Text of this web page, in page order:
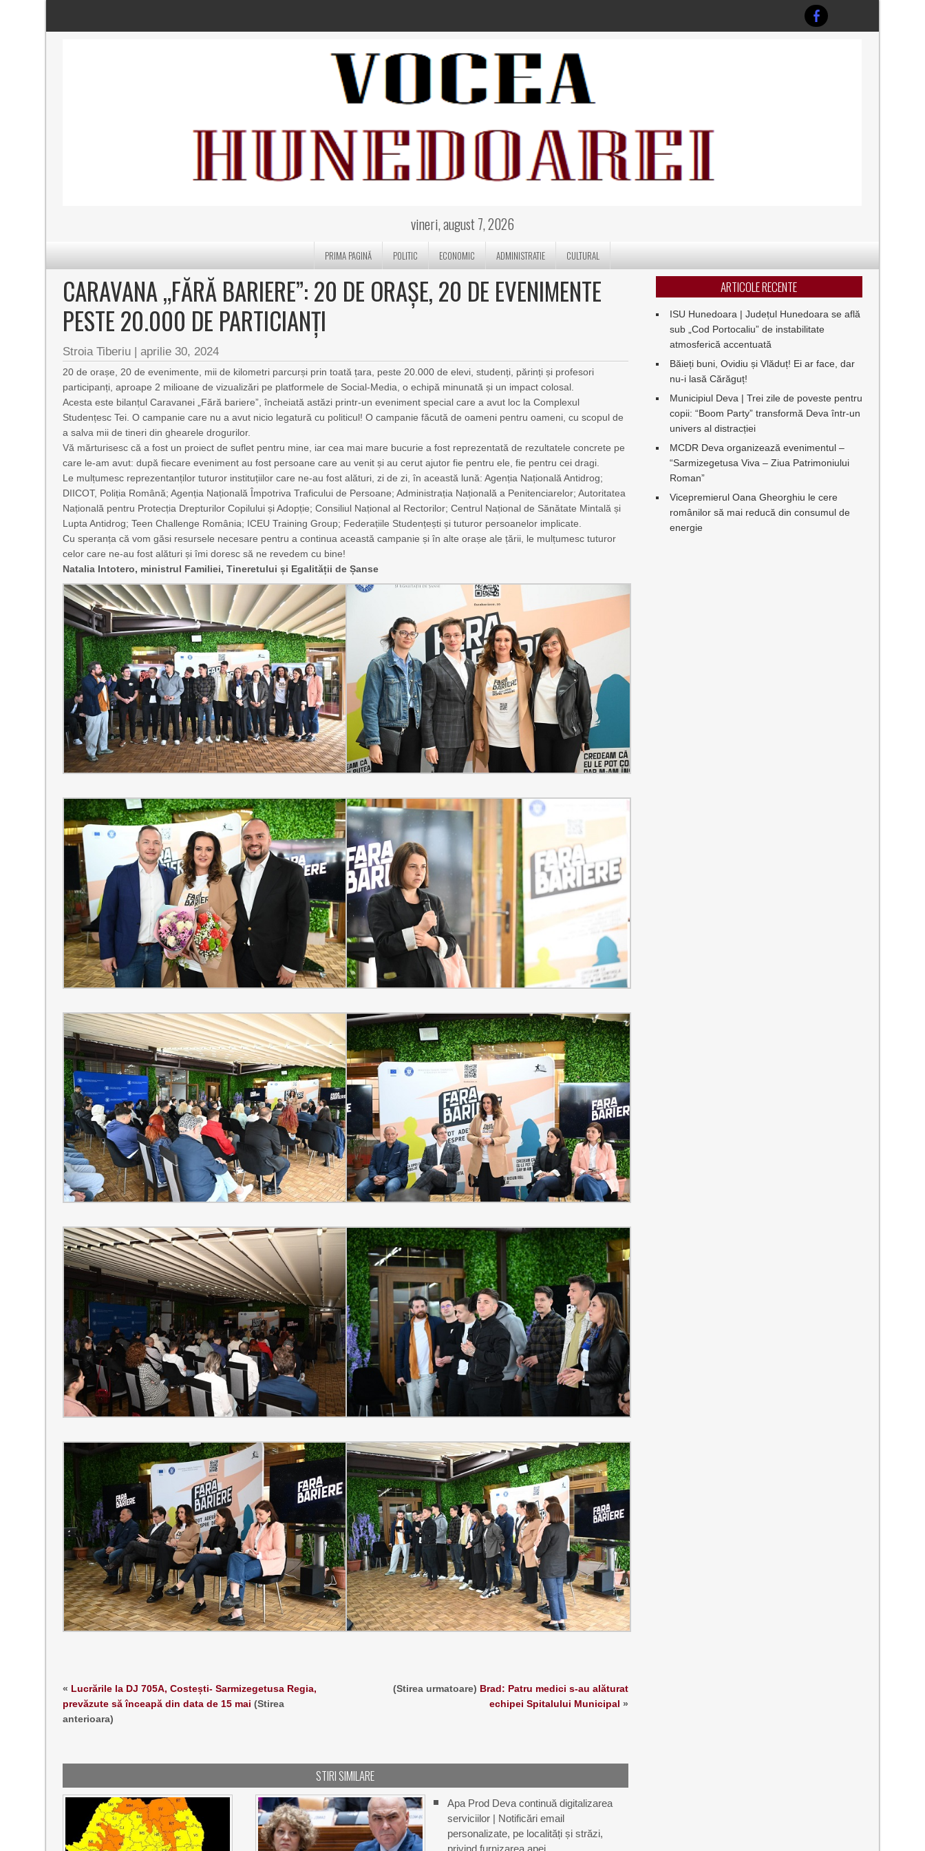
vineri, august 7, 2026
PRIMA PAGINĂ POLITIC ECONOMIC ADMINISTRATIE CULTURAL
CARAVANA „FĂRĂ BARIERE”: 20 DE ORAȘE, 20 DE EVENIMENTE
PESTE 20.000 DE PARTICIANȚI
Stroia Tiberiu |aprilie 30, 2024
20 de orașe, 20 de evenimente, mii de kilometri parcurși prin toată țara, peste 20.000 de elevi, studenți, părinți și profesori
participanți, aproape 2 milioane de vizualizări pe platformele de Social-Media, o echipă minunată și un impact colosal.
Acesta este bilanțul Caravanei „Fără bariere”, încheiată astăzi printr-un eveniment special care a avut loc la Complexul
Studențesc Tei. O campanie care nu a avut nicio legatură cu politicul! O campanie făcută de oameni pentru oameni, cu scopul de
a salva mii de tineri din ghearele drogurilor.
Vă mărturisesc că a fost un proiect de suflet pentru mine, iar cea mai mare bucurie a fost reprezentată de rezultatele concrete pe
care le-am avut: după fiecare eveniment au fost persoane care au venit și au cerut ajutor fie pentru ele, fie pentru cei dragi.
Le mulțumesc reprezentanților tuturor instituțiilor care ne-au fost alături, zi de zi, în această lună: Agenția Națională Antidrog;
DIICOT, Poliția Română; Agenția Națională Împotriva Traficului de Persoane; Administrația Națională a Penitenciarelor; Autoritatea
Națională pentru Protecția Drepturilor Copilului și Adopție; Consiliul Național al Rectorilor; Centrul Național de Sănătate Mintală și
Lupta Antidrog; Teen Challenge România; ICEU Training Group; Federațiile Studențești și tuturor persoanelor implicate.
Cu speranța că vom găsi resursele necesare pentru a continua această campanie și în alte orașe ale țării, le mulțumesc tuturor
celor care ne-au fost alături și îmi doresc să ne revedem cu bine!
Natalia Intotero, ministrul Familiei, Tineretului și Egalității de Șanse
« Lucrările la DJ 705A, Costești- Sarmizegetusa Regia,
prevăzute să înceapă din data de 15 mai (Stirea
anterioara)
(Stirea urmatoare) Brad: Patru medici s-au alăturat
echipei Spitalului Municipal »
STIRI SIMILARE
Apa Prod Deva continuă digitalizarea
serviciilor | Notificări email
personalizate, pe localități și străzi,
ARTICOLE RECENTE
ISU Hunedoara | Județul Hunedoara se află
sub „Cod Portocaliu” de instabilitate
atmosferică accentuată
Băieți buni, Ovidiu și Vlăduț! Ei ar face, dar
nu-i lasă Cărăguț!
Municipiul Deva | Trei zile de poveste pentru
copii: “Boom Party” transformă Deva într-un
univers al distracției
MCDR Deva organizează evenimentul –
“Sarmizegetusa Viva – Ziua Patrimoniului
Roman”
Vicepremierul Oana Gheorghiu le cere
românilor să mai reducă din consumul de
energie